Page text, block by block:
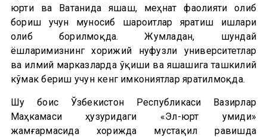
юрти ва Ватанида яшаш, меҳнат фаолияти олиб
бориш учун муносиб шароитлар яратиш ишлари
олиб борилмоқда. Жумладан, шундай
ёшларимизнинг хорижий нуфузли университетлар
ва илмий марказларда ўқиши ва яшашига ташкилий
кўмак бериш учун кенг имкониятлар яратилмоқда.
Шу боис Ўзбекистон Республикаси Вазирлар
Маҳкамаси ҳузуридаги «Эл-юрт умиди»
жамғармасида хорижда мустақил равишда